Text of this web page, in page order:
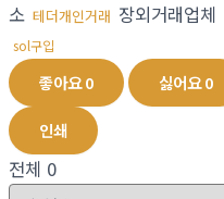
소 테더개인거래 장외거래업체
sol구입
좋아요0 싫어요0
인쇄
전체 0